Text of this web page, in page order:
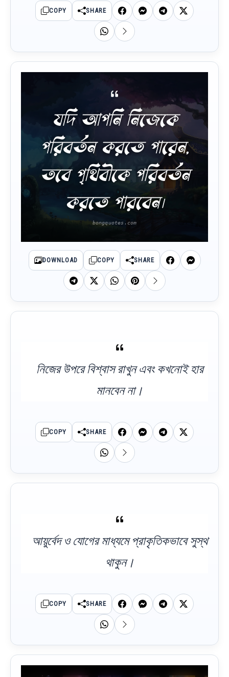
COPY SHARE
যদি আপনি নিজেকে
পরিবর্তন করতে পারেন,
তবে পৃথিবীকে পরিবর্তন
করতে পারবেন।
DOWNLOAD COPY SHARE
নিজের উপরে বিশ্বাস রাখুন এবং কখনোই হার
মানবেন না।
COPY SHARE
আয়ুর্বেদ ও যোগের মাধ্যমে প্রাকৃতিকভাবে সুস্থ
থাকুন।
COPY SHARE